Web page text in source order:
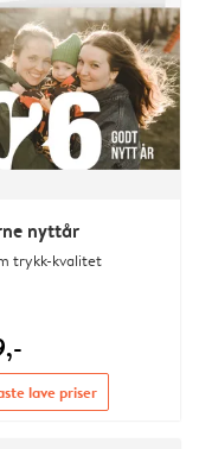
nyttår
trykk-kvalitet
lave priser